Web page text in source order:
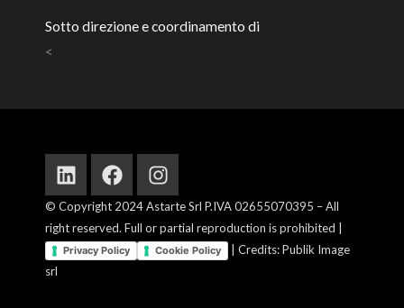
Sotto direzione e coordinamento di
<
LinkedinFacebookInstagram
© Copyright 2024 Astarte Srl P.IVA 02655070395 – All
right reserved. Full or partial reproduction is prohibited |
Privacy Policy Cookie Policy
| Credits: Publik Image
srl